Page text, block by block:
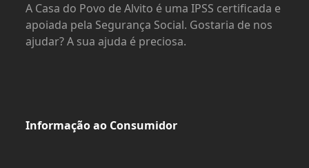
A Casa do Povo de Alvito é uma IPSS certificada e
apoiada pela Segurança Social. Gostaria de nos
ajudar? A sua ajuda é preciosa.
Informação ao Consumidor